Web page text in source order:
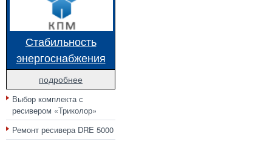
Стабильность
энергоснабжения
подробнее
Выбор комплекта с
ресивером «Триколор»
Ремонт ресивера DRE 5000